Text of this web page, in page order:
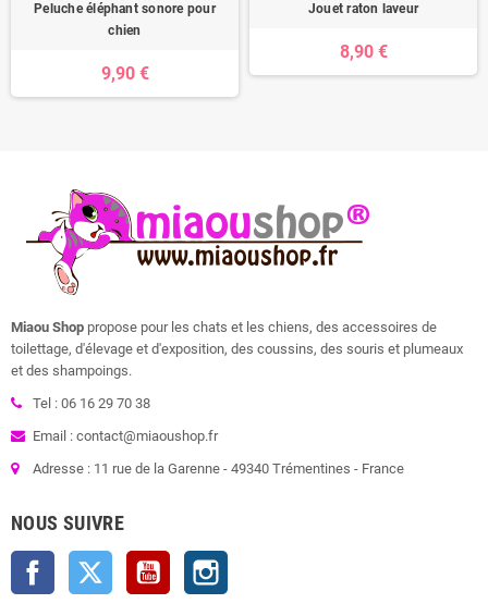
Peluche éléphant sonore pour
chien
9,90 €
Jouet raton laveur
8,90 €
Miaou Shop propose pour les chats et les chiens, des accessoires de
toilettage, d'élevage et d'exposition, des coussins, des souris et plumeaux
et des shampoings.
Tel : 06 16 29 70 38
Email : contact@miaoushop.fr
Adresse : 11 rue de la Garenne - 49340 Trémentines - France
NOUS SUIVRE
Facebook Twitter YouTube